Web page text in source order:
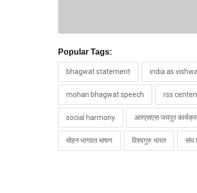
Popular Tags:
bhagwat statement india as
mohan bhagwat speech rss
social harmony आरएसएस जयपुर
मोहन भागवत भाषण विश्वगुरु भारत संघ